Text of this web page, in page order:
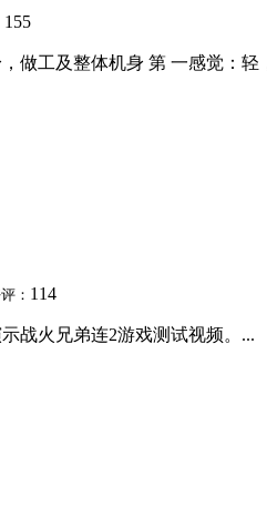
155
做工及整体机身 第 一感觉：
： 114
战火兄弟连2游戏测试视频。...